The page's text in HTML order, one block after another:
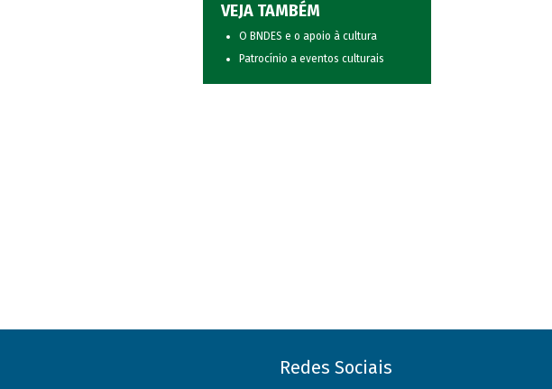
VEJA TAMBÉM
O BNDES e o apoio à cultura
Patrocínio a eventos culturais
Redes Sociais